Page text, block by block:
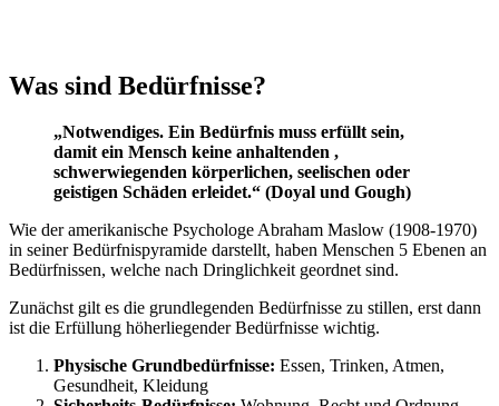
Was sind Bedürfnisse?
„Notwendiges. Ein Bedürfnis muss erfüllt sein,
damit ein Mensch keine anhaltenden ,
schwerwiegenden körperlichen, seelischen oder
geistigen Schäden erleidet.“ (Doyal und Gough)
Wie der amerikanische Psychologe Abraham Maslow (1908-1970)
in seiner Bedürfnispyramide darstellt, haben Menschen 5 Ebenen an
Bedürfnissen, welche nach Dringlichkeit geordnet sind.
Zunächst gilt es die grundlegenden Bedürfnisse zu stillen, erst dann
ist die Erfüllung höherliegender Bedürfnisse wichtig.
Physische Grundbedürfnisse: Essen, Trinken, Atmen,
Gesundheit, Kleidung